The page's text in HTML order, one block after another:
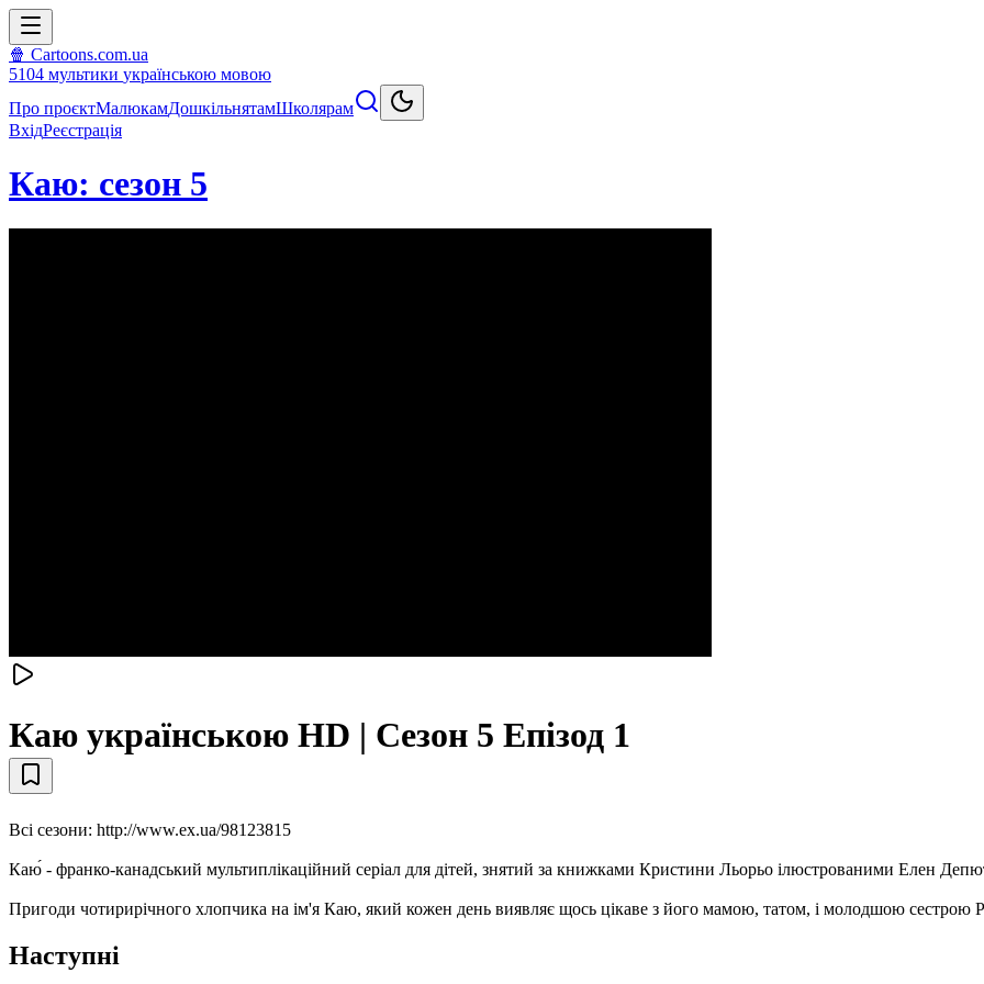
🍿 Cartoons.com.ua
5104 мультики українською мовою
Про проєктМалюкамДошкільнятамШколярам
ВхідРеєстрація
Каю: сезон 5
Каю українською HD | Сезон 5 Епізод 1
Всі сезони: http://www.ex.ua/98123815
Каю́ - франко-канадський мультиплікаційний серіал для дітей, знятий за книжками Кристини Льорьо ілюстрованими Елен
Пригоди чотирирічного хлопчика на ім'я Каю, який кожен день виявляє щось цікаве з його мамою, татом, і молодшою сестрою
Наступні